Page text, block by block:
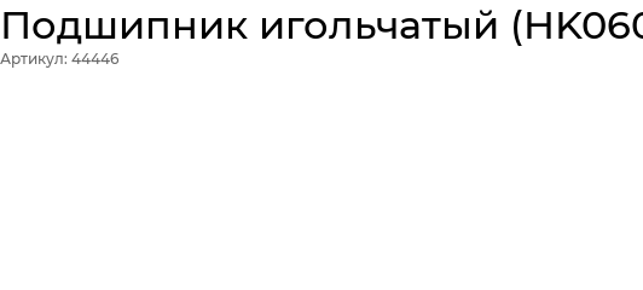
диагностика
Подшипник игольчатый
Артикул: 44446